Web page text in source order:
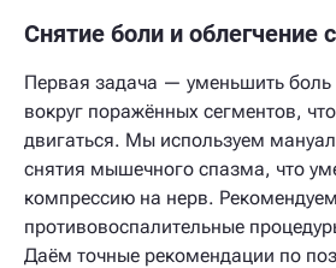
Снятие боли и облегчение
Первая задача — уменьшить
вокруг поражённых сегментов,
двигаться. Мы используем
снятия мышечного спазма, что
компрессию на нерв. Рекомендуем
противовоспалительные
Даём точные рекомендации по